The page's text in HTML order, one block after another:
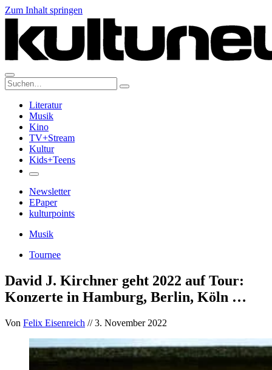
Zum Inhalt springen
Suche:
Literatur
Musik
Kino
TV+Stream
Kultur
Kids+Teens
Newsletter
EPaper
kulturpoints
Musik
Tournee
David J. Kirchner geht 2022 auf Tour:
Konzerte in Hamburg, Berlin, Köln …
Von Felix Eisenreich // 3. November 2022